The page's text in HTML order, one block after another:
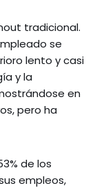
tradicional.
se
lento y casi
y la
en
pero ha
de los
empleos,